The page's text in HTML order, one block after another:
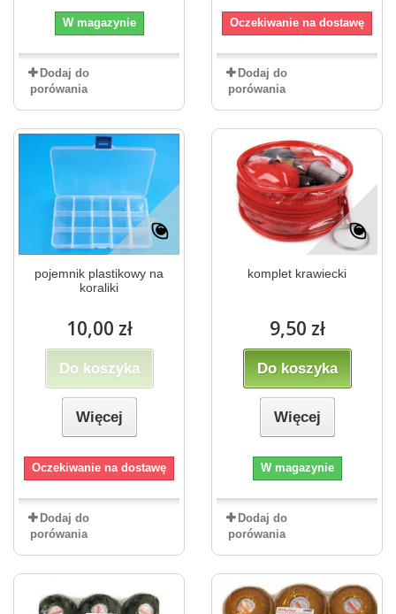
W magazynie
Dodaj do
porówania
Oczekiwanie na dostawę
Dodaj do
porówania
pojemnik plastikowy na
koraliki
10,00 zł
Do koszyka
Więcej
Oczekiwanie na dostawę
Dodaj do
porówania
komplet krawiecki
9,50 zł
Do koszyka
Więcej
W magazynie
Dodaj do
porówania